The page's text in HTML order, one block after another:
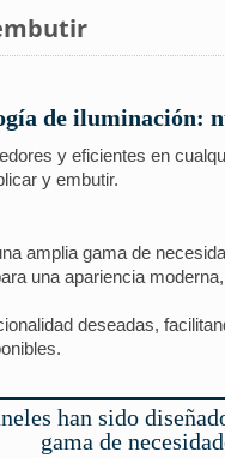
de iluminación:
y eficientes en
y embutir.
amplia gama de
una apariencia
deseadas,
han sido
gama de